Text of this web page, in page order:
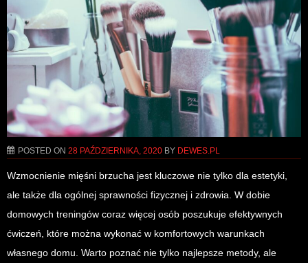
POSTED ON 28 PAŹDZIERNIKA, 2020 BY DEWES.PL
Wzmocnienie mięśni brzucha jest kluczowe nie tylko dla estetyki,
ale także dla ogólnej sprawności fizycznej i zdrowia. W dobie
domowych treningów coraz więcej osób poszukuje efektywnych
ćwiczeń, które można wykonać w komfortowych warunkach
własnego domu. Warto poznać nie tylko najlepsze metody, ale